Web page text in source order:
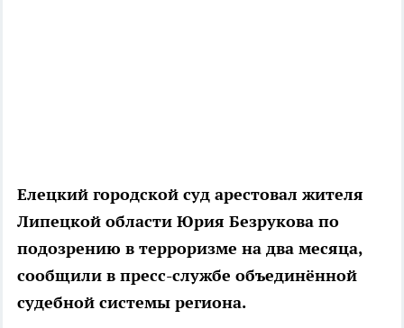
Елецкий городской суд арестовал жителя
Липецкой области Юрия Безрукова по
подозрению в терроризме на два месяца,
сообщили в пресс-службе объединённой
судебной системы региона.